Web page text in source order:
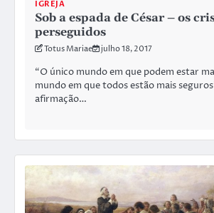
IGREJA
Sob a espada de César – os
perseguidos
Totus Mariae julho 18, 2017
“O único mundo em que podem estar
mundo em que todos estão mais
afirmação…